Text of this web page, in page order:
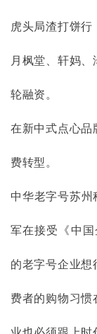
虎头局渣打饼行
月枫堂、轩妈
轮融资。
在新中式点心品
费转型。
中华老字号苏州
军在接受《中
的老字号企业想
费者的购物习惯